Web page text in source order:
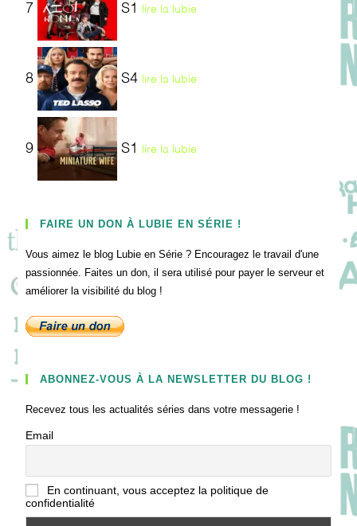
7 S1 lire la lubie
8 S4 lire la lubie
9 S1 lire la lubie
FAIRE UN DON À LUBIE EN SÉRIE !
Vous aimez le blog Lubie en Série ? Encouragez le travail d'une
passionnée. Faites un don, il sera utilisé pour payer le serveur et
améliorer la visibilité du blog !
ABONNEZ-VOUS À LA NEWSLETTER DU BLOG !
Recevez tous les actualités séries dans votre messagerie !
Email
En continuant, vous acceptez la politique de
confidentialité